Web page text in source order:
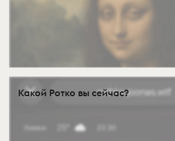
Какой Ротко вы сейчас?